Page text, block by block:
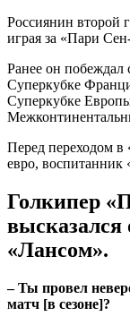
Россиянин второй
играя за «Пари
Ранее он побеждал
Суперкубке
Суперкубке
Перед переходом
евро, воспитанник
Голкипер
высказался
«Лансом».
– Ты провел
матч [в сезоне]?